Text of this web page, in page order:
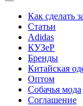
Как сделать
Статьи
Adidas
КУЗеР
Бренды
Китайская
Оптом
Собачья мода
Соглашение